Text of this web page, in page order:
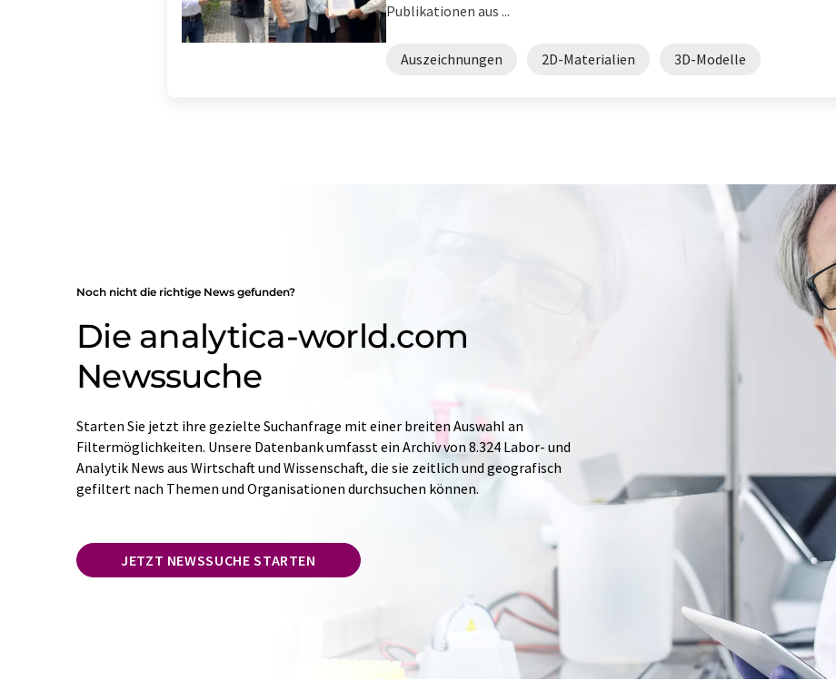
Publikationen aus ...
Auszeichnungen 2D-Materialien 3D-Modelle
Noch nicht die richtige News gefunden?
Die analytica-world.com
Newssuche
Starten Sie jetzt ihre gezielte Suchanfrage mit einer breiten Auswahl an
Filtermöglichkeiten. Unsere Datenbank umfasst ein Archiv von 8.324 Labor- und
Analytik News aus Wirtschaft und Wissenschaft, die sie zeitlich und geografisch
gefiltert nach Themen und Organisationen durchsuchen können.
JETZT NEWSSUCHE STARTEN